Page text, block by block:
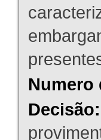
Numero
Decisão: